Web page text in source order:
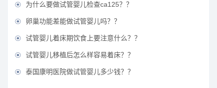
 为什么要做试管婴儿检查ca125？？
 卵巢功能差能做试管婴儿吗？？
 试管婴儿着床期饮食上要注意什么？？
 试管婴儿移植后怎么样容易着床？？
 泰国康明医院做试管婴儿多少钱？？